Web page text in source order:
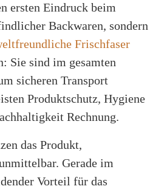
ersten Eindruck beim
Backwaren, sondern
Frischfaser
Sie sind im gesamten
sicheren Transport
Produktschutz, Hygiene
Rechnung.
das Produkt,
Gerade im
Vorteil für das